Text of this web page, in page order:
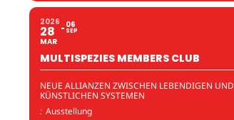
2026
28
MAR
06
SEP
MULTISPEZIES MEMBERS CLUB
NEUE ALLIANZEN ZWISCHEN LEBENDIGEN UND
KÜNSTLICHEN SYSTEMEN
: Ausstellung